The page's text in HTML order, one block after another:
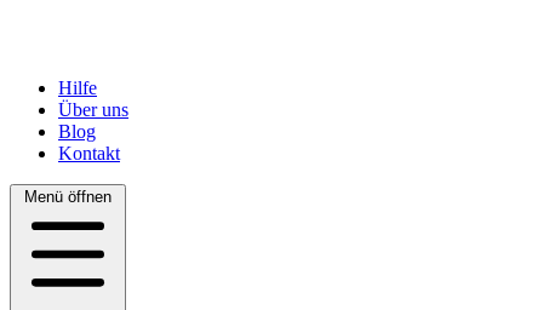
Hilfe
Über uns
Blog
Kontakt
Menü öffnen